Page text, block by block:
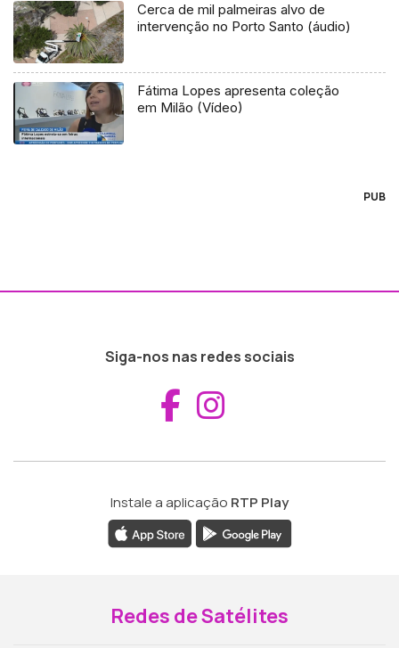
Cerca de mil palmeiras alvo de
intervenção no Porto Santo (áudio)
Fátima Lopes apresenta coleção
em Milão (Vídeo)
PUB
Siga-nos nas redes sociais
Aceder ao
Instale a aplicação RTP Play
Redes de Satélites